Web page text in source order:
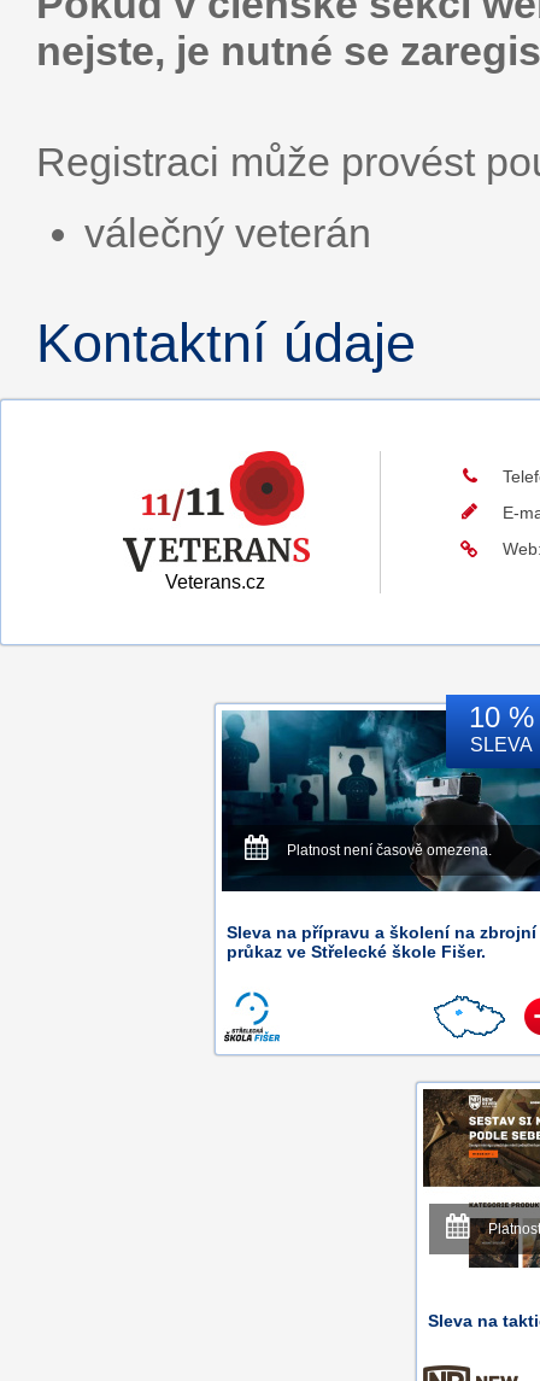
nejste, je nutné se
Registraci může provést
válečný veterán
Kontaktní údaje
Veterans.cz
E-
10 %
SLEVA
Platnost není časově omezena.
Sleva na přípravu a školení na zbrojní
průkaz ve Střelecké škole Fišer.
Sleva na